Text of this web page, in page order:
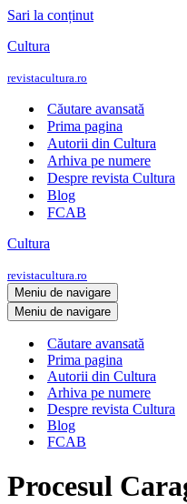
Sari la conținut
Cultura
revistacultura.ro
Căutare avansată
Prima pagina
Autorii din Cultura
Arhiva pe numere
Despre revista Cultura
Blog
FCAB
Cultura
revistacultura.ro
Meniu de navigare
Meniu de navigare
Căutare avansată
Prima pagina
Autorii din Cultura
Arhiva pe numere
Despre revista Cultura
Blog
FCAB
Procesul